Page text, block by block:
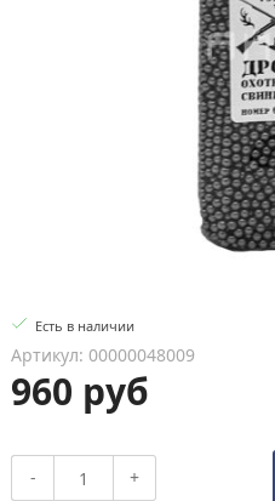
Есть в наличии
Артикул: 00000048009
960 руб
- +